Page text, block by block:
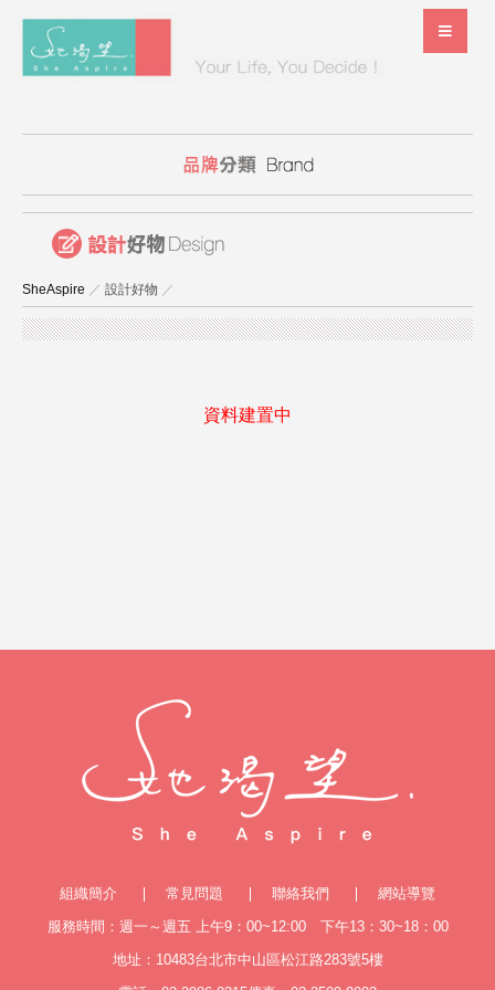
SheAspire ／ 設計好物 ／
資料建置中
組織簡介 常見問題 聯絡我們
網站導覽
服務時間：週一～週五 上午9：00~12:00 下午13：30~18：00
地址：10483台北市中山區松江路283號5樓